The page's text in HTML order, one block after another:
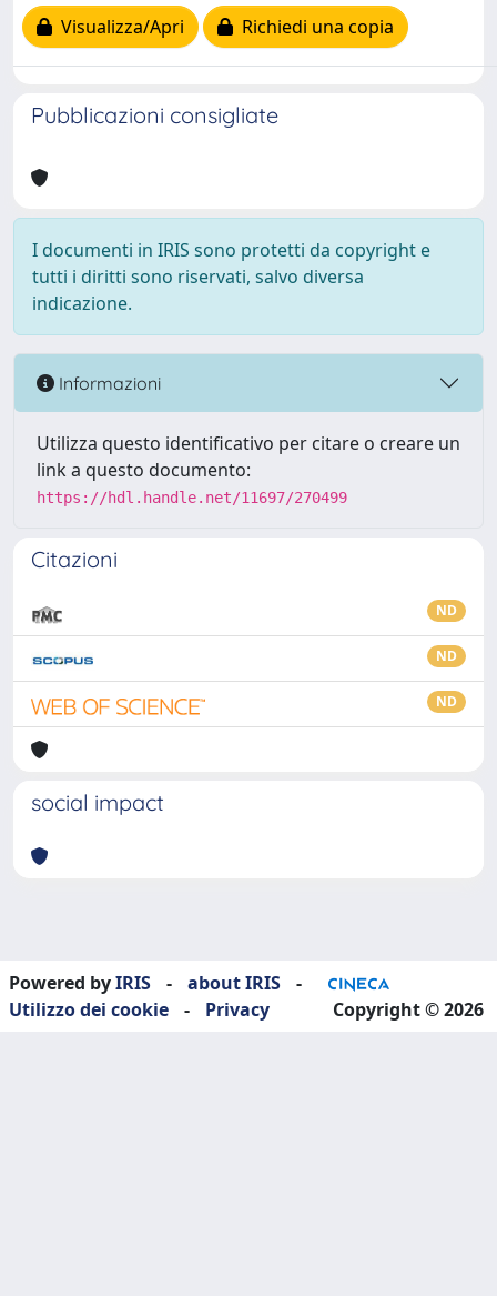
Visualizza/Apri
Richiedi una copia
Pubblicazioni consigliate
I documenti in IRIS sono protetti da copyright e
tutti i diritti sono riservati, salvo diversa
indicazione.
Informazioni
Utilizza questo identificativo per citare o creare un
link a questo documento:
https://hdl.handle.net/11697/270499
Citazioni
ND
ND
ND
social impact
Powered byIRIS - about IRIS
-
Utilizzo dei cookie
- Privacy Copyright © 2026